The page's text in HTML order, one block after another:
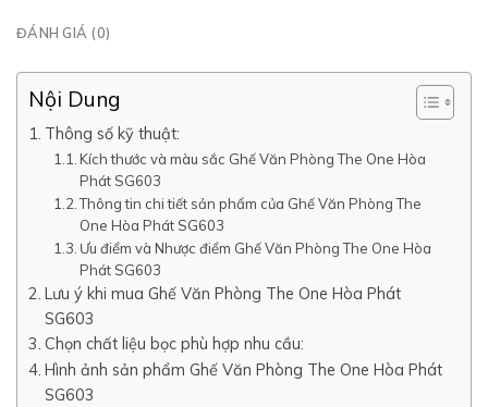
ĐÁNH GIÁ (0)
Nội Dung
Thông số kỹ thuật:
Kích thước và màu sắc Ghế Văn Phòng The One Hòa
Phát SG603
Thông tin chi tiết sản phẩm của Ghế Văn Phòng The
One Hòa Phát SG603
Ưu điểm và Nhược điểm Ghế Văn Phòng The One Hòa
Phát SG603
Lưu ý khi mua Ghế Văn Phòng The One Hòa Phát
SG603
Chọn chất liệu bọc phù hợp nhu cầu:
Hình ảnh sản phẩm Ghế Văn Phòng The One Hòa Phát
SG603